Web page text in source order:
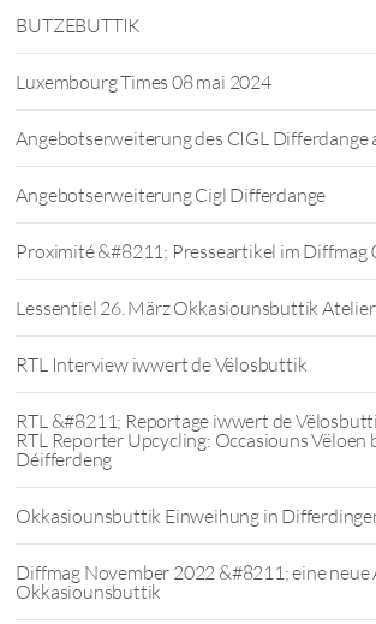
BUTZEBUTTIK
Luxembourg Times 08 mai 2024
Angebotserweiterung des CIGL Differdange
Angebotserweiterung Cigl Differdange
Proximité &#8211; Presseartikel im Diffmag
Lessentiel 26. März Okkasiounsbuttik Atelier
RTL Interview iwwert de Vëlosbuttik
RTL &#8211; Reportage iwwert de
RTL Reporter Upcycling: Occasiouns Vëloen
Déifferdeng
Okkasiounsbuttik Einweihung in
Diffmag November 2022 &#8211; eine neue
Okkasiounsbuttik